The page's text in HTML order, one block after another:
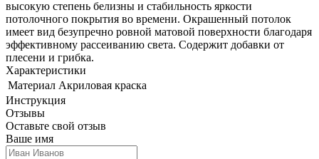
высокую степень белизны и стабильность яркости
потолочного покрытия во времени. Окрашенный потолок
имеет вид безупречно ровной матовой поверхности благодаря
эффективному рассеиванию света. Содержит добавки от
плесени и грибка.
Характеристики
Материал Акриловая краска
Инструкция
Отзывы
Оставьте свой отзыв
Ваше имя